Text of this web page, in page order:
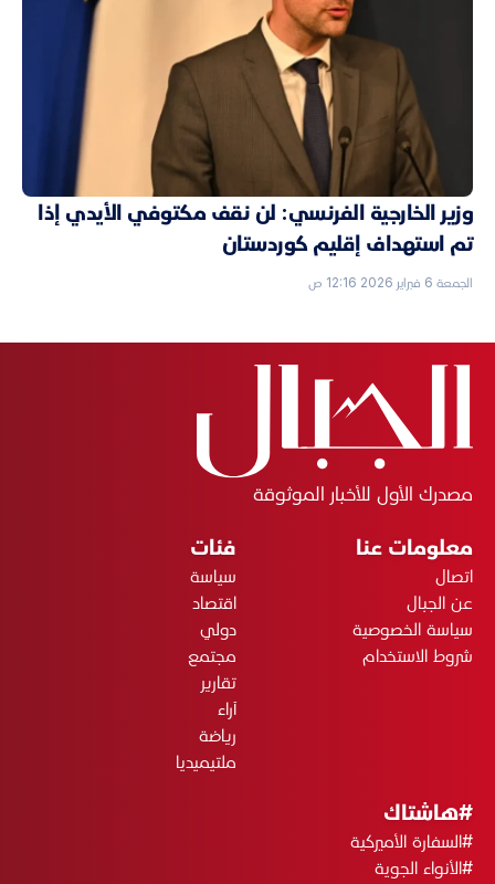
وزير الخارجية الفرنسي: لن نقف مكتوفي الأيدي إذا
تم استهداف إقليم كوردستان
الجمعة 6 فبراير 2026 12:16 ص
مصدرك الأول للأخبار الموثوقة
معلومات عنا
اتصال
عن الجبال
سياسة الخصوصية
شروط الاستخدام
فئات
سياسة
اقتصاد
دولي
مجتمع
تقارير
آراء
رياضة
ملتيميديا
#هاشتاك
#السفارة الأميركية
#الأنواء الجوية